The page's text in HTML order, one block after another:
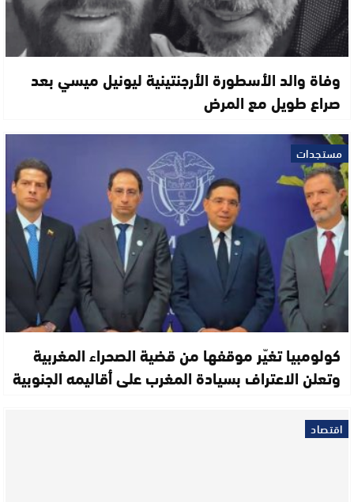
وفاة والد الأسطورة الأرجنتينية ليونيل ميسي بعد
صراع طويل مع المرض
مستجدات
كولومبيا تغيّر موقفها من قضية الصحراء المغربية
وتعلن الاعتراف بسيادة المغرب على أقاليمه الجنوبية
اقتصاد